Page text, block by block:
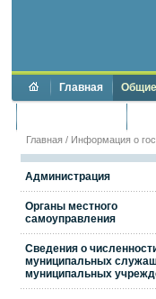
Главная
Главная / Информация о
Администрация
Органы местного
самоуправления
Сведения о
муниципальных
муниципальных